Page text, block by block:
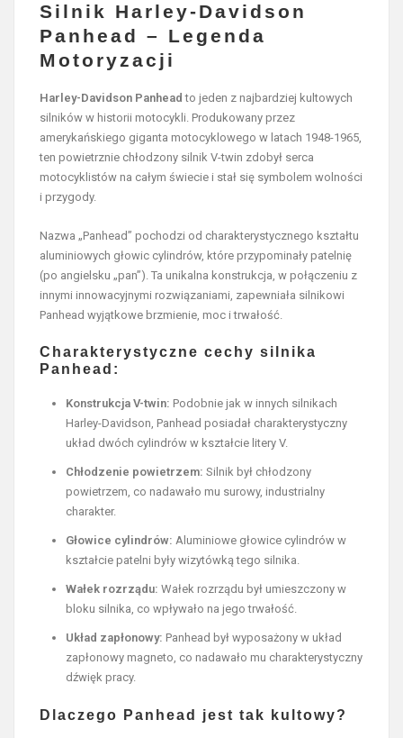
Silnik Harley-Davidson
Panhead – Legenda
Motoryzacji
Harley-Davidson Panhead to jeden z najbardziej kultowych
silników w historii motocykli. Produkowany przez
amerykańskiego giganta motocyklowego w latach 1948-1965,
ten powietrznie chłodzony silnik V-twin zdobył serca
motocyklistów na całym świecie i stał się symbolem wolności
i przygody.
Nazwa „Panhead” pochodzi od charakterystycznego kształtu
aluminiowych głowic cylindrów, które przypominały patelnię
(po angielsku „pan”). Ta unikalna konstrukcja, w połączeniu z
innymi innowacyjnymi rozwiązaniami, zapewniała silnikowi
Panhead wyjątkowe brzmienie, moc i trwałość.
Charakterystyczne cechy silnika
Panhead:
Konstrukcja V-twin: Podobnie jak w innych silnikach
Harley-Davidson, Panhead posiadał charakterystyczny
układ dwóch cylindrów w kształcie litery V.
Chłodzenie powietrzem: Silnik był chłodzony
powietrzem, co nadawało mu surowy, industrialny
charakter.
Głowice cylindrów: Aluminiowe głowice cylindrów w
kształcie patelni były wizytówką tego silnika.
Wałek rozrządu: Wałek rozrządu był umieszczony w
bloku silnika, co wpływało na jego trwałość.
Układ zapłonowy: Panhead był wyposażony w układ
zapłonowy magneto, co nadawało mu charakterystyczny
dźwięk pracy.
Dlaczego Panhead jest tak kultowy?